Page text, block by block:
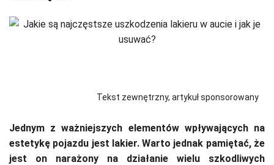
Tekst zewnętrzny, artykuł sponsorowany
Jednym z ważniejszych elementów wpływających na
estetykę pojazdu jest lakier. Warto jednak pamiętać, że
jest on narażony na działanie wielu szkodliwych